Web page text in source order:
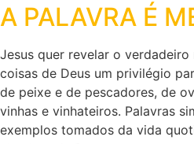
A PALAVRA É
Jesus quer revelar o
coisas de Deus um privilégio
de peixe e de pescadores, de
vinhas e vinhateiros. Palavras
exemplos tomados da vida